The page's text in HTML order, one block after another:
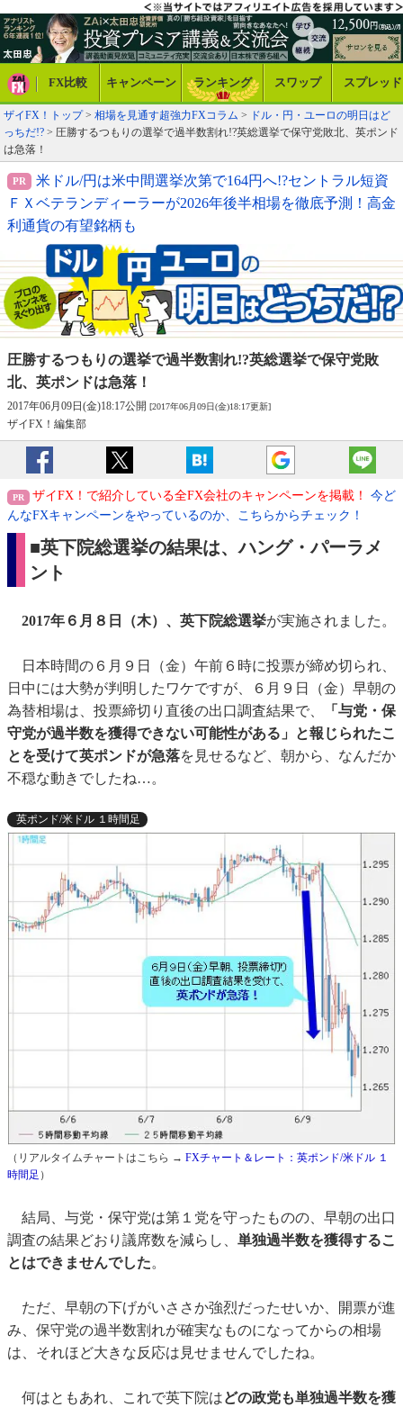
FX比較 キャンペーン ランキング スワップ スプレッド
ザイFX！トップ> 相場を見通す超強力FXコラム > ドル・円・ユーロの明日はど
っちだ!? > 圧勝するつもりの選挙で過半数割れ!?英総選挙で保守党敗北、英ポンド
は急落！
米ドル/円は米中間選挙次第で164円へ!?セントラル短資
ＦＸベテランディーラーが2026年後半相場を徹底予測！高金
利通貨の有望銘柄も
圧勝するつもりの選挙で過半数割れ!?英総選挙で保守党敗
北、英ポンドは急落！
2017年06月09日(金)18:17公開 [2017年06月09日(金)18:17更新]
ザイFX！編集部
ザイFX！で紹介している全FX会社のキャンペーンを掲載！
今ど
んなFXキャンペーンをやっているのか、こちらからチェック！
■英下院総選挙の結果は、ハング・パーラメ
ント
2017年６月８日（木）、英下院総選挙が実施されました。
日本時間の６月９日（金）午前６時に投票が締め切られ、
日中には大勢が判明したワケですが、６月９日（金）早朝の
為替相場は、投票締切り直後の出口調査結果で、
「与党・保
守党が過半数を獲得できない可能性がある」と報じられたこ
とを受けて英ポンドが急落を見せるなど、朝から、なんだか
不穏な動きでしたね…。
英ポンド/米ドル １時間足
（リアルタイムチャートはこちら → FXチャート＆レート：英ポンド/米ドル １
時間足 ）
結局、与党・保守党は第１党を守ったものの、早朝の出口
調査の結果どおり議席数を減らし、 単独過半数を獲得するこ
とはできませんでした。
ただ、早朝の下げがいささか強烈だったせいか、開票が進
み、保守党の過半数割れが確実なものになってからの相場
は、それほど大きな反応は見せませんでしたね。
何はともあれ、これで英下院はどの政党も単独過半数を獲